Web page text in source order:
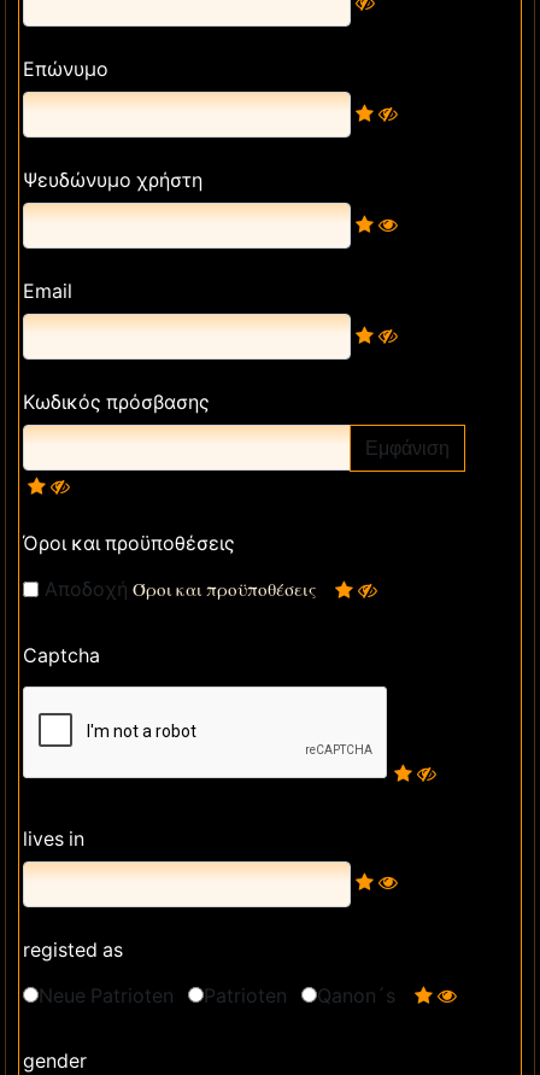
Επώνυμο
Ψευδώνυμο χρήστη
Email
Κωδικός πρόσβασης
Εμφάνιση
Όροι και προϋποθέσεις
ΑποδοχήΌροι και προϋποθέσεις
Captcha
lives in
registed as
Neue Patrioten
Patrioten Qanon´s
gender